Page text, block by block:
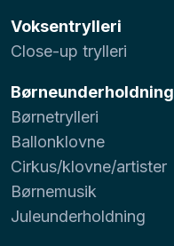
Voksentrylleri
Close-up trylleri
Børneunderholdning
Børnetrylleri
Ballonklovne
Cirkus/klovne/artister
Børnemusik
Juleunderholdning